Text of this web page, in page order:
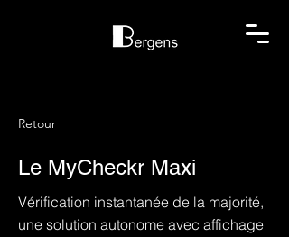
Le MyCheckr Maxi
Vérification instantanée de la majorité,
une solution autonome avec affichage
Retour